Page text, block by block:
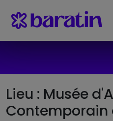
Lieu : Musée
Contemporain